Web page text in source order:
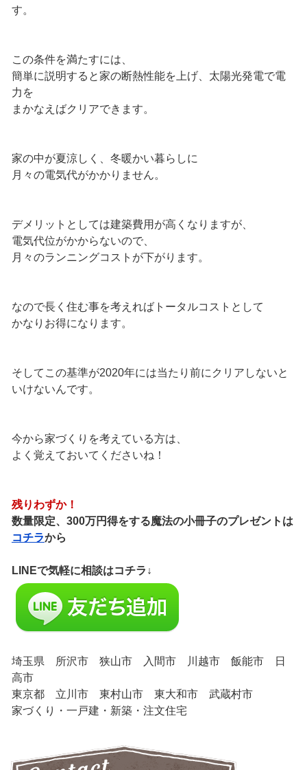
す。
この条件を満たすには、
簡単に説明すると家の断熱性能を上げ、太陽光発電で電
力を
まかなえばクリアできます。
家の中が夏涼しく、冬暖かい暮らしに
月々の電気代がかかりません。
デメリットとしては建築費用が高くなりますが、
電気代位がかからないので、
月々のランニングコストが下がります。
なので長く住む事を考えればトータルコストとして
かなりお得になります。
そしてこの基準が2020年には当たり前にクリアしないと
いけないんです。
今から家づくりを考えている方は、
よく覚えておいてくださいね！
残りわずか！
数量限定、300万円得をする魔法の小冊子のプレゼントは
コチラから
LINEで気軽に相談はコチラ↓
埼玉県 所沢市 狭山市 入間市 川越市 飯能市 日
高市
東京都 立川市 東村山市 東大和市 武蔵村市
家づくり・一戸建・新築・注文住宅